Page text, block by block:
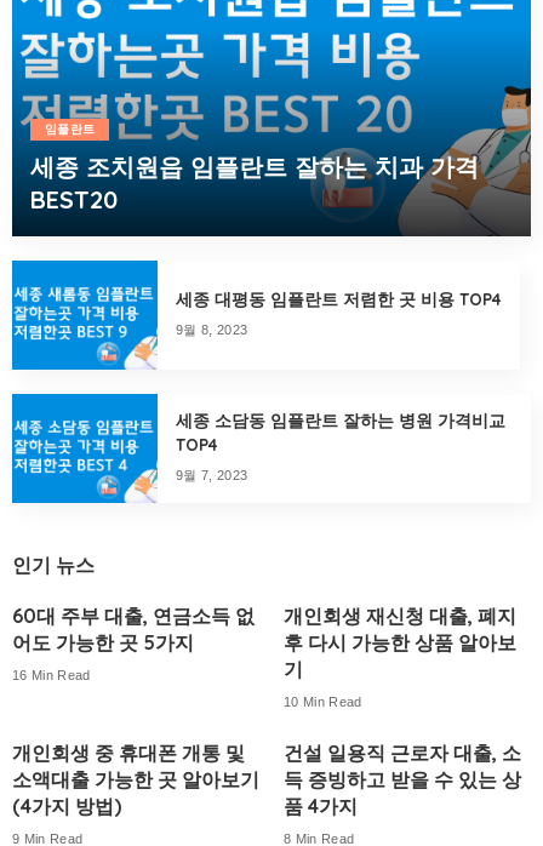
임플란트
세종 조치원읍 임플란트 잘하는 치과 가격
BEST20
세종 대평동 임플란트 저렴한 곳 비용 TOP4
9월 8, 2023
세종 소담동 임플란트 잘하는 병원 가격비교
TOP4
9월 7, 2023
인기 뉴스
60대 주부 대출, 연금소득 없
어도 가능한 곳 5가지
16 Min Read
개인회생 재신청 대출, 폐지
후 다시 가능한 상품 알아보
기
10 Min Read
개인회생 중 휴대폰 개통 및
소액대출 가능한 곳 알아보기
(4가지 방법)
9 Min Read
건설 일용직 근로자 대출, 소
득 증빙하고 받을 수 있는 상
품 4가지
8 Min Read